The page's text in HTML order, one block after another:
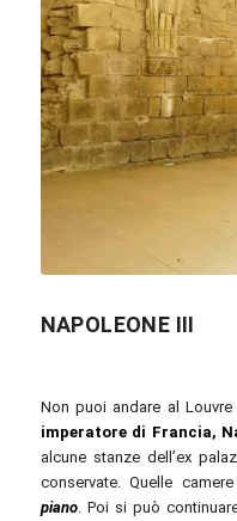
Dennis
NAPOLEONE III
Non puoi andare al Louvre
imperatore di Francia,
alcune stanze dell’ex
conservate. Quelle
piano. Poi si può